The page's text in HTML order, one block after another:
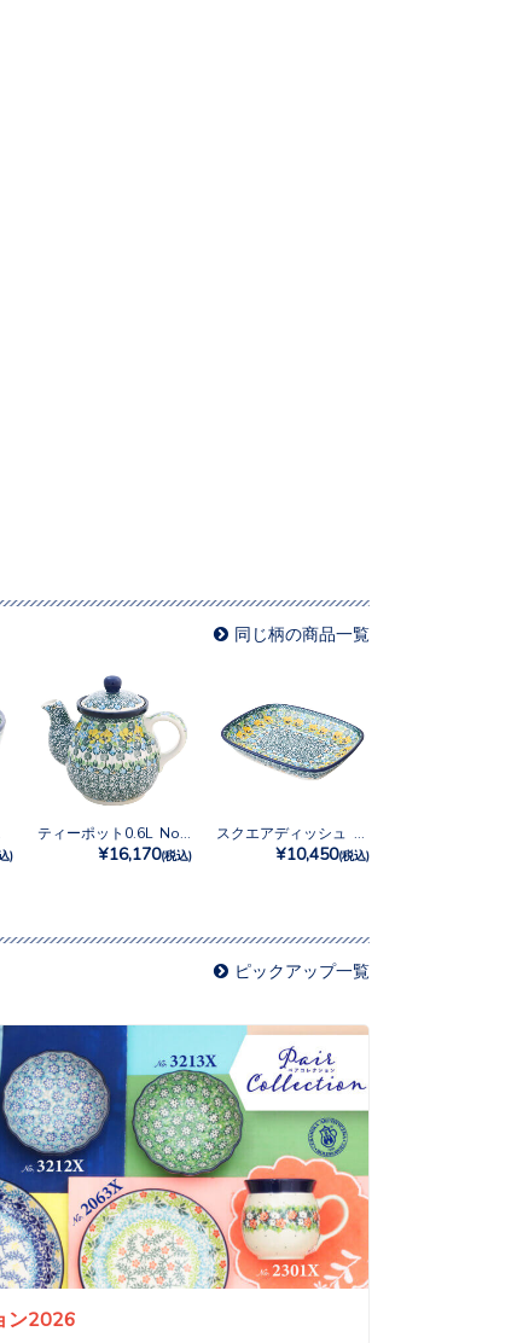
同じ柄の商品一覧
) ¥16,170(税込) ¥10,450(税込)
ピックアップ一覧
ン2026